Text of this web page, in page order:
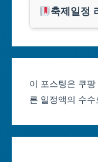
광주광역시
대전광역시
클룩
축제일정
대구축제 일
인천축제 일
이 포스팅은 쿠
른 일정액의 수